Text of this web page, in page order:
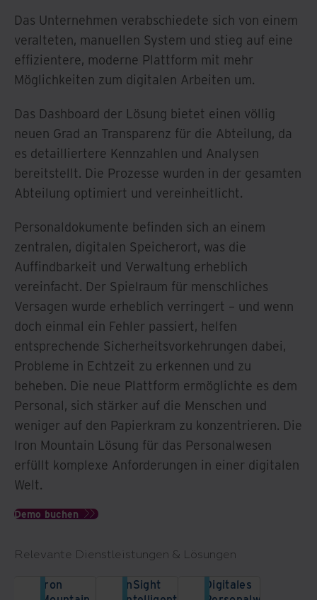
Das Unternehmen verabschiedete sich von einem
veralteten, manuellen System und stieg auf eine
effizientere, moderne Plattform mit mehr
Möglichkeiten zum digitalen Arbeiten um.
Das Dashboard der Lösung bietet einen völlig
neuen Grad an Transparenz für die Abteilung, da
es detailliertere Kennzahlen und Analysen
bereitstellt. Die Prozesse wurden in der gesamten
Abteilung optimiert und vereinheitlicht.
Personaldokumente befinden sich an einem
zentralen, digitalen Speicherort, was die
Auffindbarkeit und Verwaltung erheblich
vereinfacht. Der Spielraum für menschliches
Versagen wurde erheblich verringert – und wenn
doch einmal ein Fehler passiert, helfen
entsprechende Sicherheitsvorkehrungen dabei,
Probleme in Echtzeit zu erkennen und zu
beheben. Die neue Plattform ermöglichte es dem
Personal, sich stärker auf die Menschen und
weniger auf den Papierkram zu konzentrieren. Die
Iron Mountain Lösung für das Personalwesen
erfüllt komplexe Anforderungen in einer digitalen
Welt.
Demo buchen
Relevante Dienstleistungen & Lösungen
Iron
InSight
Digitales